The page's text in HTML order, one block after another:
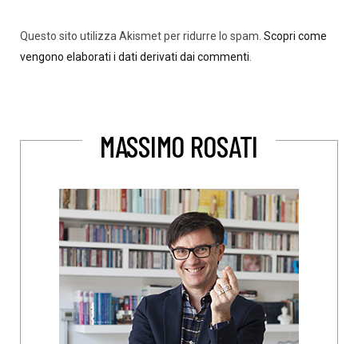
Questo sito utilizza Akismet per ridurre lo spam. Scopri come
vengono elaborati i dati derivati dai commenti
MASSIMO ROSATI